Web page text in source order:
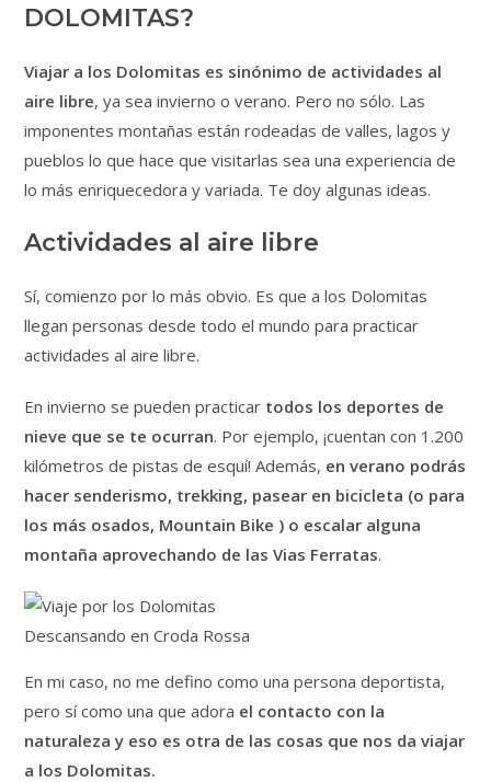
DOLOMITAS?
Viajar a los Dolomitas es sinónimo de actividades al
aire libre, ya sea invierno o verano. Pero no sólo. Las
imponentes montañas están rodeadas de valles, lagos y
pueblos lo que hace que visitarlas sea una experiencia de
lo más enriquecedora y variada. Te doy algunas ideas.
Actividades al aire libre
Sí, comienzo por lo más obvio. Es que a los Dolomitas
llegan personas desde todo el mundo para practicar
actividades al aire libre.
En invierno se pueden practicar todos los deportes de
nieve que se te ocurran. Por ejemplo, ¡cuentan con 1.200
kilómetros de pistas de esquí! Además, en verano podrás
hacer senderismo, trekking, pasear en bicicleta (o para
los más osados, Mountain Bike ) o escalar alguna
montaña aprovechando de las Vias Ferratas.
Descansando en Croda Rossa
En mi caso, no me defino como una persona deportista,
pero sí como una que adora el contacto con la
naturaleza y eso es otra de las cosas que nos da viajar
a los Dolomitas.